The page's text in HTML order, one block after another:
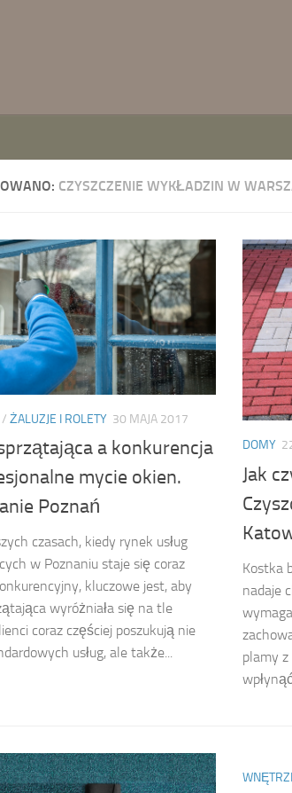
CZYSZCZENIE WYKŁADZIN W
/ ŻALUZJE I ROLETY 30 MAJA 2017
a konkurencja
mycie okien.
Poznań
czasach, kiedy rynek usług
w Poznaniu staje się coraz
kluczowe jest, aby
wyróżniała się na tle
coraz częściej poszukują nie
usług, ale także...
DOMY
Jak
Kostka
nadaje
plamy z